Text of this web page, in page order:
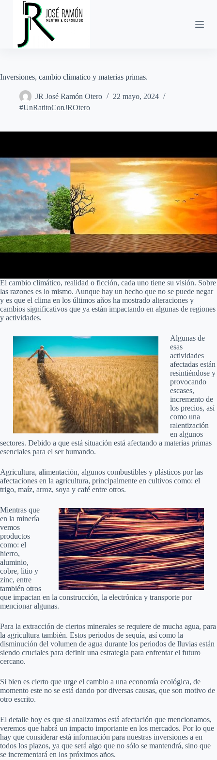
c
i
Inversiones, cambio climatico y materias primas.
JR José Ramón Otero
22 mayo, 2024
#UnRatitoConJROtero
El cambio climático, realidad o ficción, cada uno tiene su visión. Sobre
las razones es lo mismo. Aunque hay un hecho que no se puede negar
y es que el clima en los últimos años ha mostrado alteraciones y
cambios significativos que ya están impactando en algunas de regiones
y actividades.
Algunas de
esas
actividades
afectadas están
resintiéndose y
provocando
escases,
incremento de
los precios, así
como una
ralentización
en algunos
sectores. Debido a que está situación está afectando a materias primas
esenciales para el ser humando.
Agricultura, alimentación, algunos combustibles y plásticos por las
afectaciones en la agricultura, principalmente en cultivos como: el
trigo, maíz, arroz, soya y café entre otros.
Mientras que
en la minería
vemos
productos
como: el
hierro,
aluminio,
cobre, litio y
zinc, entre
también otros
que impactan en la construcción, la electrónica y transporte por
mencionar algunas.
Para la extracción de ciertos minerales se requiere de mucha agua, para
la agricultura también. Estos periodos de sequía, así como la
disminución del volumen de agua durante los periodos de lluvias están
siendo cruciales para definir una estrategia para enfrentar el futuro
cercano.
Si bien es cierto que urge el cambio a una economía ecológica, de
momento este no se está dando por diversas causas, que son motivo de
otro escrito.
El detalle hoy es que si analizamos está afectación que mencionamos,
veremos que habrá un impacto importante en los mercados. Por lo que
hay que considerar está información para nuestras inversiones a en
todos los plazos, ya que será algo que no sólo se mantendrá, sino que
se incrementará en los próximos años.